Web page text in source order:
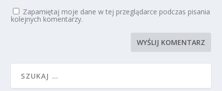
Zapamiętaj moje dane w tej przeglądarce podczas pisania
kolejnych komentarzy.